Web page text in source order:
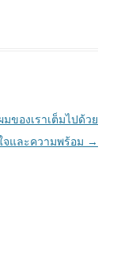
ของเราเต็มไปด้วย
จและความพร้อม →